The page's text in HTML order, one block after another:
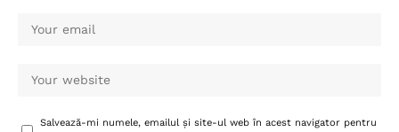
Salvează-mi numele, emailul și site-ul web în acest navigator pentru